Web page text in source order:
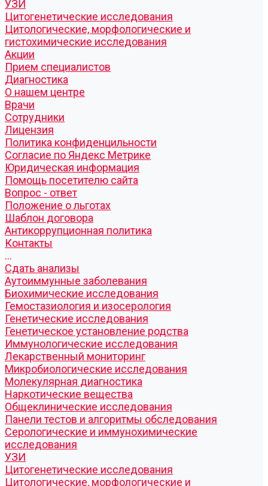
УЗИ
Цитогенетические исследования
Цитологические, морфологические и
гистохимические исследования
Акции
Прием специалистов
Диагностика
О нашем центре
Врачи
Сотрудники
Лицензия
Политика конфиденцильности
Согласие по Яндекс Метрике
Юридическая информация
Помощь посетителю сайта
Вопрос - ответ
Положение о льготах
Шаблон договора
Антикоррупционная политика
Контакты
...
Cдать анализы
Аутоиммунные заболевания
Биохимические исследования
Гемостазиология и изосерология
Генетические исследования
Генетическое установление родства
Иммунологические исследования
Лекарственный мониторинг
Микробиологические исследования
Молекулярная диагностика
Наркотические вещества
Общеклинические исследования
Панели тестов и алгоритмы обследования
Серологические и иммунохимические
исследования
УЗИ
Цитогенетические исследования
Цитологические, морфологические и